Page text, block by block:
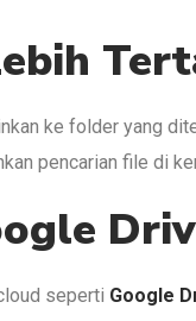
ke folder yang
pencarian file di
seperti Google